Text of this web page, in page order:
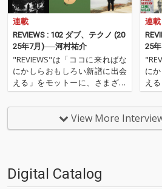
連載
REVIEWS : 102 ダブ、テクノ (20
25年7月)──河村祐介
"REVIEWS"は「ココに来ればな
にかしらおもしろい新譜に出会
える」をモットーに、さまざま
な書き手がここ数ヶ月の新譜か
らエッセンシャルな9枚を選び
レヴューするコーナー。今回の
更新は、OTOTOY編集長でもあ
連載
25
に
え
な
ら
レ
更
View More
Digital Catalog